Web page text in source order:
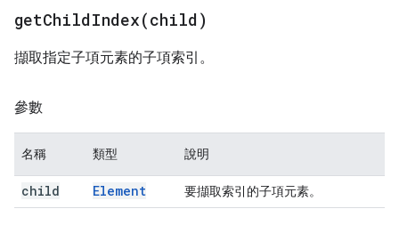
getChildIndex(child)
擷取指定子項元素的子項索引。
參數
名稱 類型 說明
child Element 要擷取索引的子項元素。